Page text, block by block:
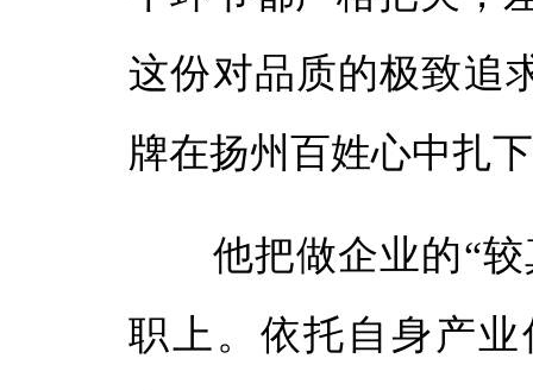
这份对品质的极致追
牌在扬州百姓心中扎
他把做企业的“较
职上。依托自身产